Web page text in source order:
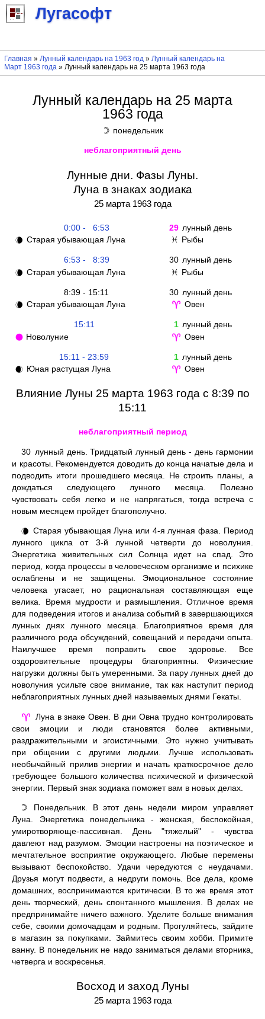
Лугасофт
Главная » Лунный календарь на 1963 год» Лунный календарь на
Март 1963 года» Лунный календарь на 25 марта 1963 года
Лунный календарь на 25 марта
1963 года
☽ понедельник
неблагоприятный день
Лунные дни. Фазы Луны.
Луна в знаках зодиака
25 марта 1963 года
0:00 - 6:53 29 лунный день
🌘 Старая убывающая Луна ♓ Рыбы
6:53 - 8:39 30 лунный день
🌘 Старая убывающая Луна ♓ Рыбы
8:39 - 15:11 30 лунный день
🌘 Старая убывающая Луна ♈ Овен
15:11 1 лунный день
🌑 Новолуние ♈ Овен
15:11 - 23:59 1 лунный день
🌒 Юная растущая Луна ♈ Овен
Влияние Луны 25 марта 1963 года с 8:39 по
15:11
неблагоприятный период
30 лунный день. Тридцатый лунный день - день гармонии
и красоты. Рекомендуется доводить до конца начатые дела и
подводить итоги прошедшего месяца. Не строить планы, а
дождаться следующего лунного месяца. Полезно
чувствовать себя легко и не напрягаться, тогда встреча с
новым месяцем пройдет благополучно.
🌘 Старая убывающая Луна или 4-я лунная фаза. Период
лунного цикла от 3-й лунной четверти до новолуния.
Энергетика живительных сил Солнца идет на спад. Это
период, когда процессы в человеческом организме и психике
ослаблены и не защищены. Эмоциональное состояние
человека угасает, но рациональная составляющая еще
велика. Время мудрости и размышления. Отличное время
для подведения итогов и анализа событий в завершающихся
лунных днях лунного месяца. Благоприятное время для
различного рода обсуждений, совещаний и передачи опыта.
Наилучшее время поправить свое здоровье. Все
оздоровительные процедуры благоприятны. Физические
нагрузки должны быть умеренными. За пару лунных дней до
новолуния усильте свое внимание, так как наступит период
неблагоприятных лунных дней называемых днями Гекаты.
♈
Луна в знаке Овен. В дни Овна трудно контролировать
свои эмоции и люди становятся более активными,
раздражительными и эгоистичными. Это нужно учитывать
при общении с другими людьми. Лучше использовать
необычайный прилив энергии и начать краткосрочное дело
требующее большого количества психической и физической
энергии. Первый знак зодиака поможет вам в новых делах.
☽
Понедельник. В этот день недели миром управляет
Луна. Энергетика понедельника - женская, беспокойная,
умиротворяюще-пассивная. День "тяжелый" - чувства
давлеют над разумом. Эмоции настроены на поэтическое и
мечтательное восприятие окружающего. Любые перемены
вызывают беспокойство. Удачи чередуются с неудачами.
Друзья могут подвести, а недруги помочь. Все дела, кроме
домашних, воспринимаются критически. В то же время этот
день творческий, день спонтанного мышления. В делах не
предпринимайте ничего важного. Уделите больше внимания
себе, своими домочадцам и родным. Прогуляйтесь, зайдите
в магазин за покупками. Займитесь своим хобби. Примите
ванну. В понедельник не надо заниматься делами вторника,
четверга и воскресенья.
Восход и заход Луны
25 марта 1963 года